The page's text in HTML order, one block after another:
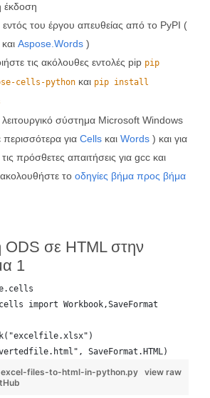
έκδοση
του έργου απευθείας από το PyPI (
και Aspose.Words )
τις ακόλουθες εντολές pip pip
cells-python και pip install
σύστημα Microsoft Windows
περισσότερα για Cells και Words ) και για
πρόσθετες απαιτήσεις για gcc και
το οδηγίες βήμα προς βήμα
σε HTML στην
1
import Workbook,SaveFormat
SaveFormat.HTML)
view raw
files-to-html-in-python.py